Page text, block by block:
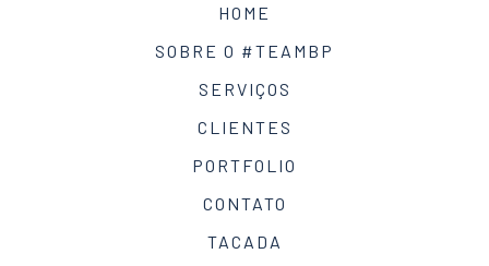
HOME
SOBRE O #TEAMBP
SERVIÇOS
CLIENTES
PORTFOLIO
CONTATO
TACADA